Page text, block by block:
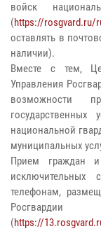
войск
(https://rosgvard.ru/
оставлять в
наличии).
Вместе с тем,
Управления
возможности
национальной
муниципальных
Прием граждан
исключительных
телефонам,
(https://